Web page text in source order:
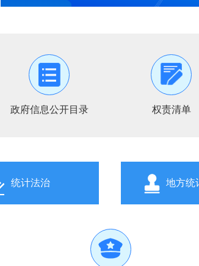
政府信息公开目录 权责清单
统计法治 地方统